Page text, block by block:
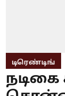
டிரெண்டிங்
நடிகை